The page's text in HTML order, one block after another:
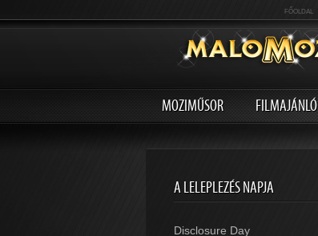
FŐOLDAL
MOZIMŰSOR FILMAJÁNLÓ
A LELEPLEZÉS NAPJA
Disclosure Day